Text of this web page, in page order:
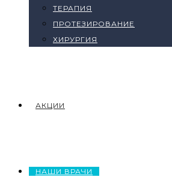
ТЕРАПИЯ
ПРОТЕЗИРОВАНИЕ
ХИРУРГИЯ
АКЦИИ
НАШИ ВРАЧИ